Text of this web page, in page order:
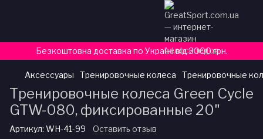
Безкоштовна доставка по Україні від 3000 грн.
Аксессуары Тренировочные колеса Тренировочные
Тренировочные колеса Green Cycle
GTW-080, фиксированные 20"
Артикул: WH-41-99 Оставить отзыв